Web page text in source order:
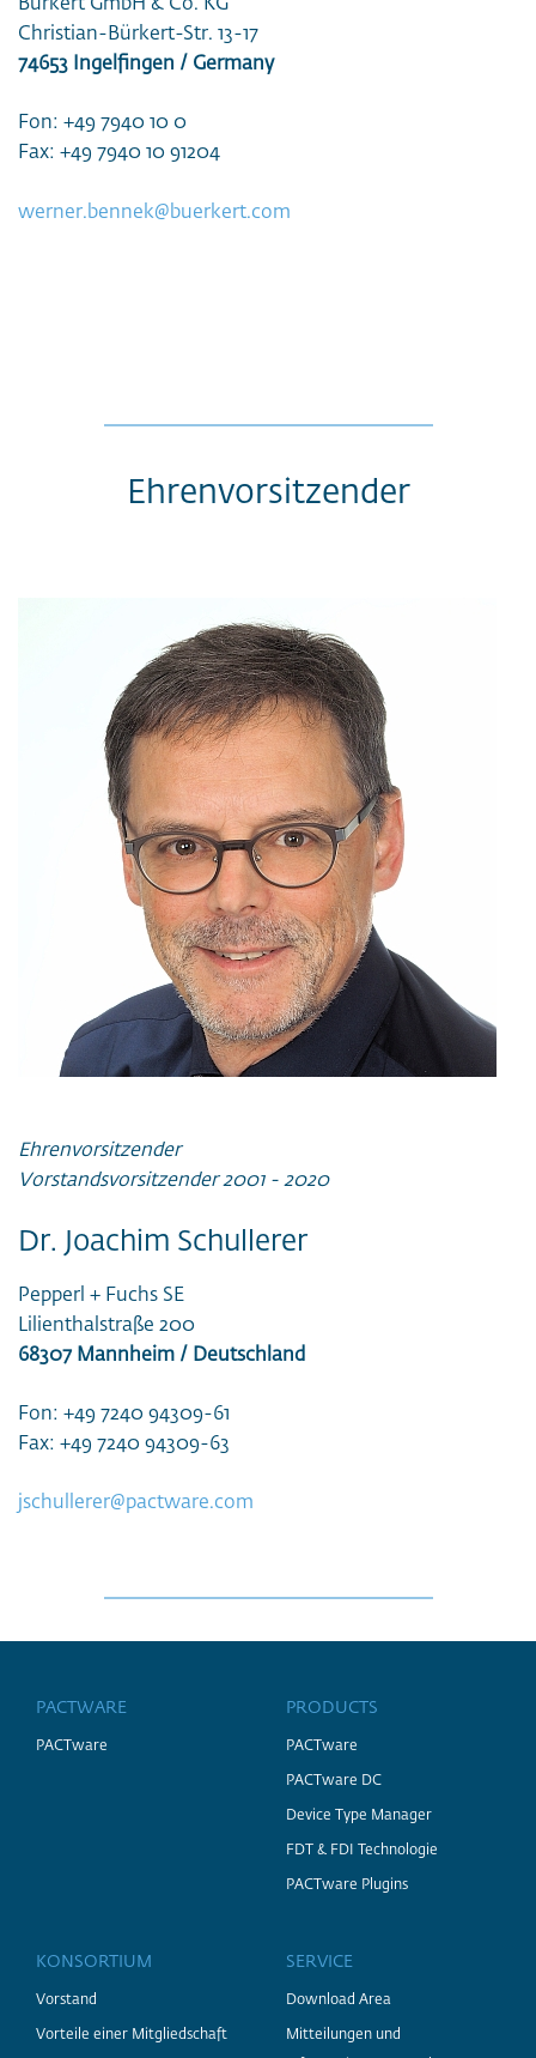
Bürkert GmbH & Co. KG
Christian-Bürkert-Str. 13-17
74653 Ingelfingen / Germany
Fon: +49 7940 10 0
Fax: +49 7940 10 91204
werner.bennek@buerkert.com
Ehrenvorsitzender
Ehrenvorsitzender
Vorstandsvorsitzender 2001 - 2020
Dr. Joachim Schullerer
Pepperl + Fuchs SE
Lilienthalstraße 200
68307 Mannheim / Deutschland
Fon: +49 7240 94309-61
Fax: +49 7240 94309-63
jschullerer@pactware.com
PACTWARE
PACTware
PRODUCTS
PACTware
PACTware DC
Device Type Manager
FDT & FDI Technologie
PACTware Plugins
KONSORTIUM
Vorstand
Vorteile einer Mitgliedschaft
SERVICE
Download Area
Mitteilungen und